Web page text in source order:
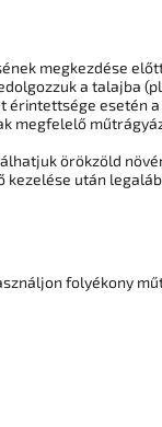
megkezdése
a talajba
érintettsége esetén
megfelelő
örökzöld
után
folyékony